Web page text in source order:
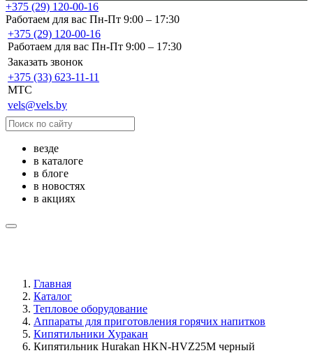
+375 (29) 120-00-16
Работаем для вас Пн-Пт 9:00 – 17:30
+375 (29) 120-00-16
Работаем для вас Пн-Пт 9:00 – 17:30
Заказать звонок
+375 (33) 623-11-11
MTC
vels@vels.by
везде
в каталоге
в блоге
в новостях
в акциях
Главная
Каталог
Тепловое оборудование
Аппараты для приготовления горячих напитков
Кипятильники Хуракан
Кипятильник Hurakan HKN-HVZ25M черный